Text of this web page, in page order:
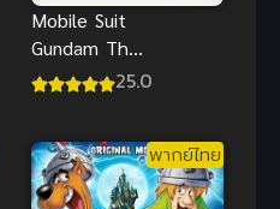
Mobile Suit
Gundam The
Witch from25.0
พากย์ไทย